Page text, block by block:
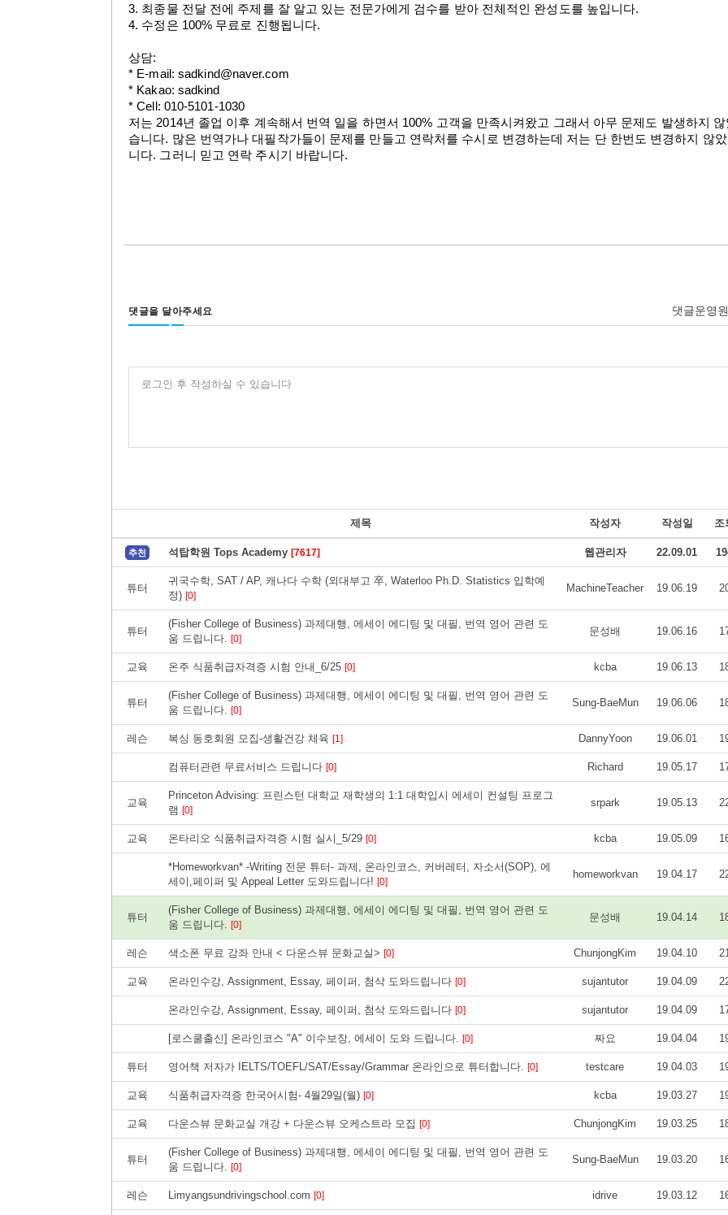
3. 최종물 전달 전에 주제를 잘 알고 있는 전문가에게 검수를 받아 전체적인 완성도를 높입니다.
4. 수정은 100% 무료로 진행됩니다.
상담:
* E-mail: sadkind@naver.com
* Kakao: sadkind
* Cell: 010-5101-1030
저는 2014년 졸업 이후 계속해서 번역 일을 하면서 100% 고객을 만족시켜왔고 그래서 아무 문제도 발생하지 않
습니다. 많은 번역가나 대필작가들이 문제를 만들고 연락처를 수시로 변경하는데 저는 단 한번도 변경하지 않
니다. 그러니 믿고 연락 주시기 바랍니다.
댓글을 달아주세요 댓글운영
로그인 후 작성하실 수 있습니다
제목 작성자 작성일 조
추천 석탑학원 Tops Academy [7617] 웹관리자 22.09.01
튜터
귀국수학, SAT / AP, 캐나다 수학 (외대부고 卒, Waterloo Ph.D. Statistics 입학예
정) [0]
MachineTeacher 19.06.19
튜터
(Fisher College of Business) 과제대행, 에세이 에디팅 및 대필, 번역 영어 관련 도
움 드립니다. [0]
문성배 19.06.16
교육 온주 식품취급자격증 시험 안내_6/25 [0] kcba 19.06.13
튜터
(Fisher College of Business) 과제대행, 에세이 에디팅 및 대필, 번역 영어 관련 도
움 드립니다. [0]
Sung-BaeMun 19.06.06
레슨 복싱 동호회원 모집-생활건강 체육 [1] DannyYoon 19.06.01
컴퓨터관련 무료서비스 드립니다 [0] Richard 19.05.17
교육
Princeton Advising: 프린스턴 대학교 재학생의 1:1 대학입시 에세이 컨설팅 프로그
램 [0]
srpark 19.05.13
교육 온타리오 식품취급자격증 시험 실시_5/29 [0] kcba 19.05.09
*Homeworkvan* -Writing 전문 튜터- 과제, 온라인코스, 커버레터, 자소서(SOP), 에
세이,페이퍼 및 Appeal Letter 도와드립니다! [0]
homeworkvan 19.04.17
튜터
(Fisher College of Business) 과제대행, 에세이 에디팅 및 대필, 번역 영어 관련 도
움 드립니다. [0]
문성배 19.04.14
레슨 색소폰 무료 강좌 안내 < 다운스뷰 문화교실> [0] ChunjongKim 19.04.10
교육 온라인수강, Assignment, Essay, 페이퍼, 첨삭 도와드립니다 [0] sujantutor 19.04.09
온라인수강, Assignment, Essay, 페이퍼, 첨삭 도와드립니다 [0] sujantutor 19.04.09
[로스쿨출신] 온라인코스 "A" 이수보장, 에세이 도와 드립니다. [0] 짜요 19.04.04
튜터 영어책 저자가 IELTS/TOEFL/SAT/Essay/Grammar 온라인으로 튜터합니다. [0] testcare 19.04.03
교육 식품취급자격증 한국어시험- 4월29일(월) [0] kcba 19.03.27
교육 다운스뷰 문화교실 개강 + 다운스뷰 오케스트라 모집 [0] ChunjongKim 19.03.25
튜터
(Fisher College of Business) 과제대행, 에세이 에디팅 및 대필, 번역 영어 관련 도
움 드립니다. [0]
Sung-BaeMun 19.03.20
레슨 Limyangsundrivingschool.com [0] idrive 19.03.12